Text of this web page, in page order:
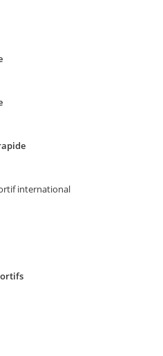
international